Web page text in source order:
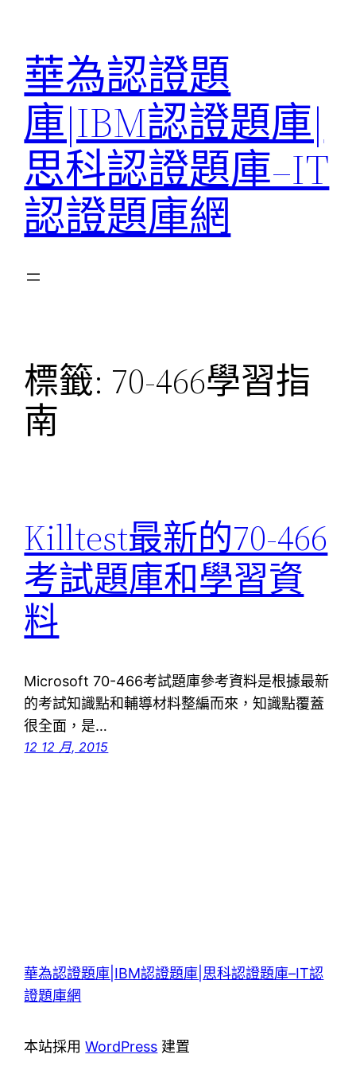
華為認證題
庫|IBM認證題庫|
思科認證題庫–IT
認證題庫網
標籤: 70-466學習指
南
Killtest最新的70-466
考試題庫和學習資
料
Microsoft 70-466考試題庫參考資料是根據最新
的考試知識點和輔導材料整編而來，知識點覆蓋
很全面，是…
12 12 月, 2015
華為認證題庫|IBM認證題庫|思科認證題庫–IT認
證題庫網
本站採用WordPress 建置